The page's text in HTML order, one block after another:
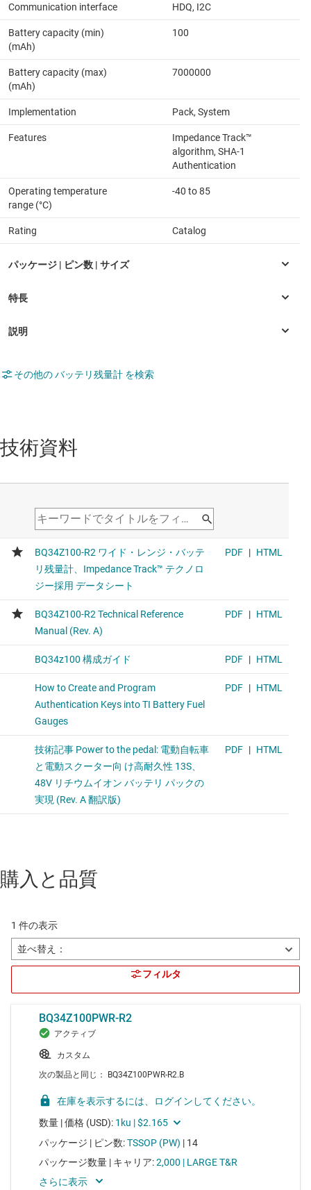
Communication interface HDQ, I2C
Battery capacity (min)
(mAh)
100
Battery capacity (max)
(mAh)
7000000
Implementation Pack, System
Features
Impedance Track™
algorithm, SHA-1
Authentication
Operating temperature
range (°C)
-40 to 85
Rating Catalog
その他の バッテリ残量計 を検索
技術資料
購入と品質